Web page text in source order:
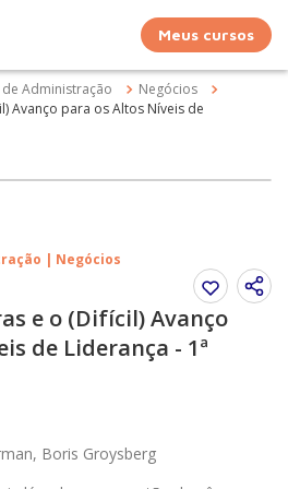
Meus cursos
de Administração
Negócios
Avanço para os Altos Níveis de
| Negócios
e o (Difícil) Avanço
de Liderança - 1ª
Boris Groysberg